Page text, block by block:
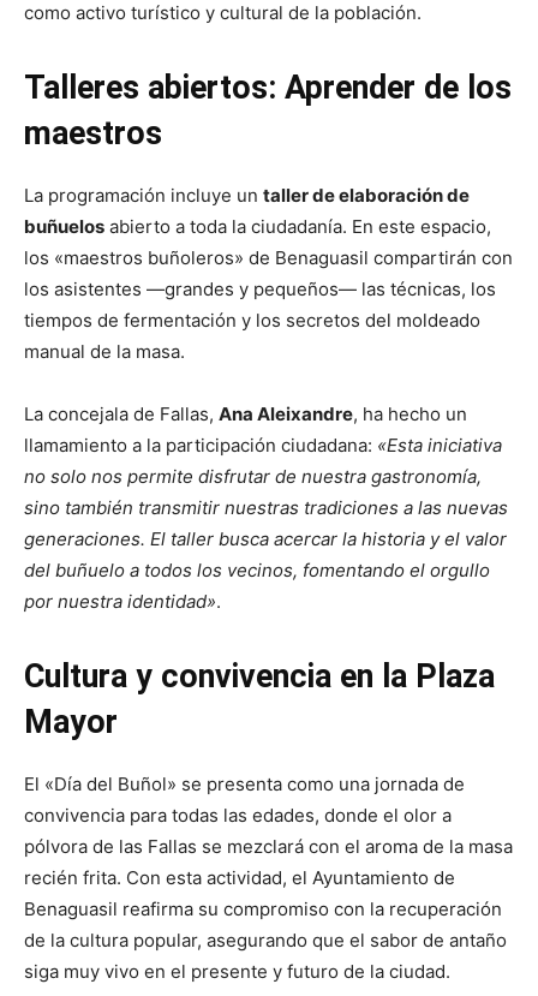
como activo turístico y cultural de la población.
Talleres abiertos: Aprender de los
maestros
La programación incluye un taller de elaboración de
buñuelos abierto a toda la ciudadanía. En este espacio,
los «maestros buñoleros» de Benaguasil compartirán con
los asistentes —grandes y pequeños— las técnicas, los
tiempos de fermentación y los secretos del moldeado
manual de la masa.
La concejala de Fallas, Ana Aleixandre, ha hecho un
llamamiento a la participación ciudadana: «Esta iniciativa
no solo nos permite disfrutar de nuestra gastronomía,
sino también transmitir nuestras tradiciones a las nuevas
generaciones. El taller busca acercar la historia y el valor
del buñuelo a todos los vecinos, fomentando el orgullo
por nuestra identidad».
Cultura y convivencia en la Plaza
Mayor
El «Día del Buñol» se presenta como una jornada de
convivencia para todas las edades, donde el olor a
pólvora de las Fallas se mezclará con el aroma de la masa
recién frita. Con esta actividad, el Ayuntamiento de
Benaguasil reafirma su compromiso con la recuperación
de la cultura popular, asegurando que el sabor de antaño
siga muy vivo en el presente y futuro de la ciudad.